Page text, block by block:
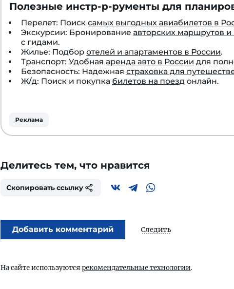
Полезные инстр-р-рументы для
Перелет: Поиск самых выгодных авиабилетов в
Экскурсии: Бронирование авторских маршрутов и
с гидами.
Жилье: Подбор отелей и апартаментов в России.
Транспорт: Удобная аренда авто в России для
Безопасность: Надежная страховка для
Ж/д: Поиск и покупка билетов на поезд онлайн.
Реклама
Делитесь тем, что нравится
Скопировать ссылку
Добавить комментарий Следить
На сайте используются рекомендательные технологии.